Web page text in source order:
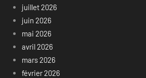
juillet 2026
juin 2026
mai 2026
avril 2026
mars 2026
février 2026